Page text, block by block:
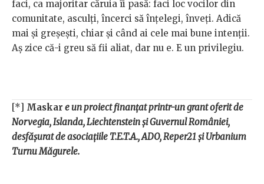
faci, ca majoritar căruia îi pasă: faci loc vocilor din
comunitate, asculți, încerci să înțelegi, înveți. Adică
mai și greșești, chiar și când ai cele mai bune intenții.
Aș zice că-i greu să fii aliat, dar nu e. E un privilegiu.
[*] Maskar e un proiect finanțat printr-un grant oferit de
Norvegia, Islanda, Liechtenstein și Guvernul României,
desfășurat de asociațiile T.E.T.A., ADO, Reper21 și Urbanium
Turnu Măgurele.